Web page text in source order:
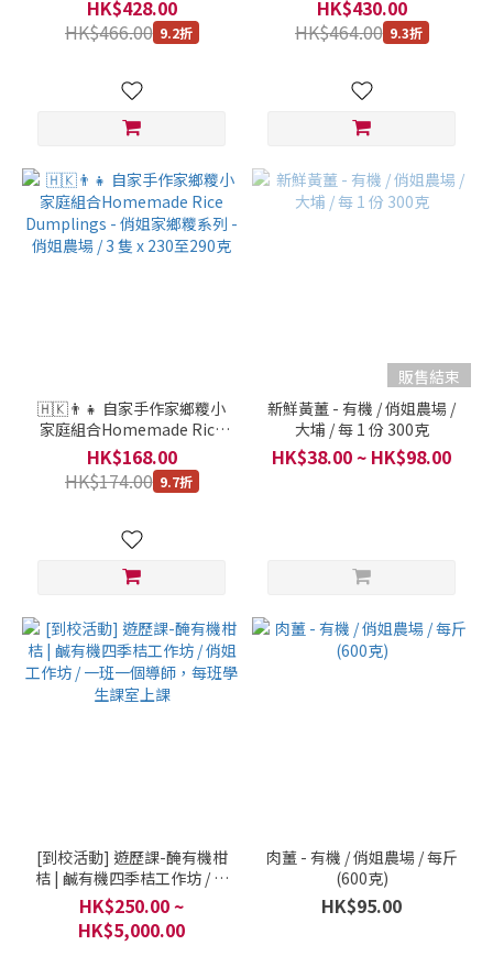
克
HK$428.00
HK$466.00 9.2折
克
HK$430.00
HK$464.00 9.3折
🇭🇰👨‍👧 自家手作家鄉糭小
家庭組合Homemade Rice
Dumplings - 俏姐家鄉糭系
列 - 俏姐農場 / 3 隻 x 230至
290克
HK$168.00
HK$174.00 9.7折
販售結束
新鮮黃薑 - 有機 / 俏姐農場 /
大埔 / 每 1 份 300克
HK$38.00 ~ HK$98.00
[到校活動] 遊歷課-醃有機柑
桔 | 鹹有機四季桔工作坊 / 俏
姐工作坊 / 一班一個導師，每
班學生課室上課
HK$250.00 ~
HK$5,000.00
肉薑 - 有機 / 俏姐農場 / 每斤
(600克)
HK$95.00